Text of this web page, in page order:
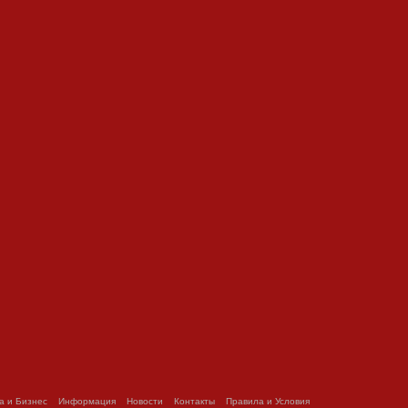
и Бизнес Информация Новости Контакты Правила и Условия